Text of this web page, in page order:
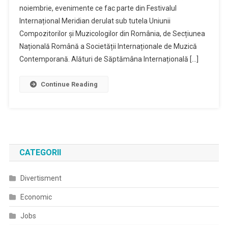
noiembrie, evenimente ce fac parte din Festivalul
Internațional Meridian derulat sub tutela Uniunii
Compozitorilor și Muzicologilor din România, de Secțiunea
Națională Română a Societății Internaționale de Muzică
Contemporană. Alături de Săptămâna Internațională […]
Continue Reading
CATEGORII
Divertisment
Economic
Jobs